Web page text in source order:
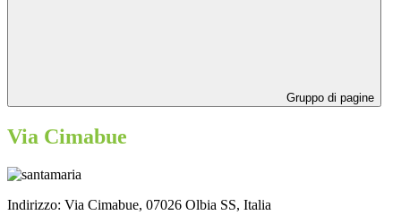
Gruppo di pagine
Via Cimabue
Indirizzo: Via Cimabue, 07026 Olbia SS, Italia